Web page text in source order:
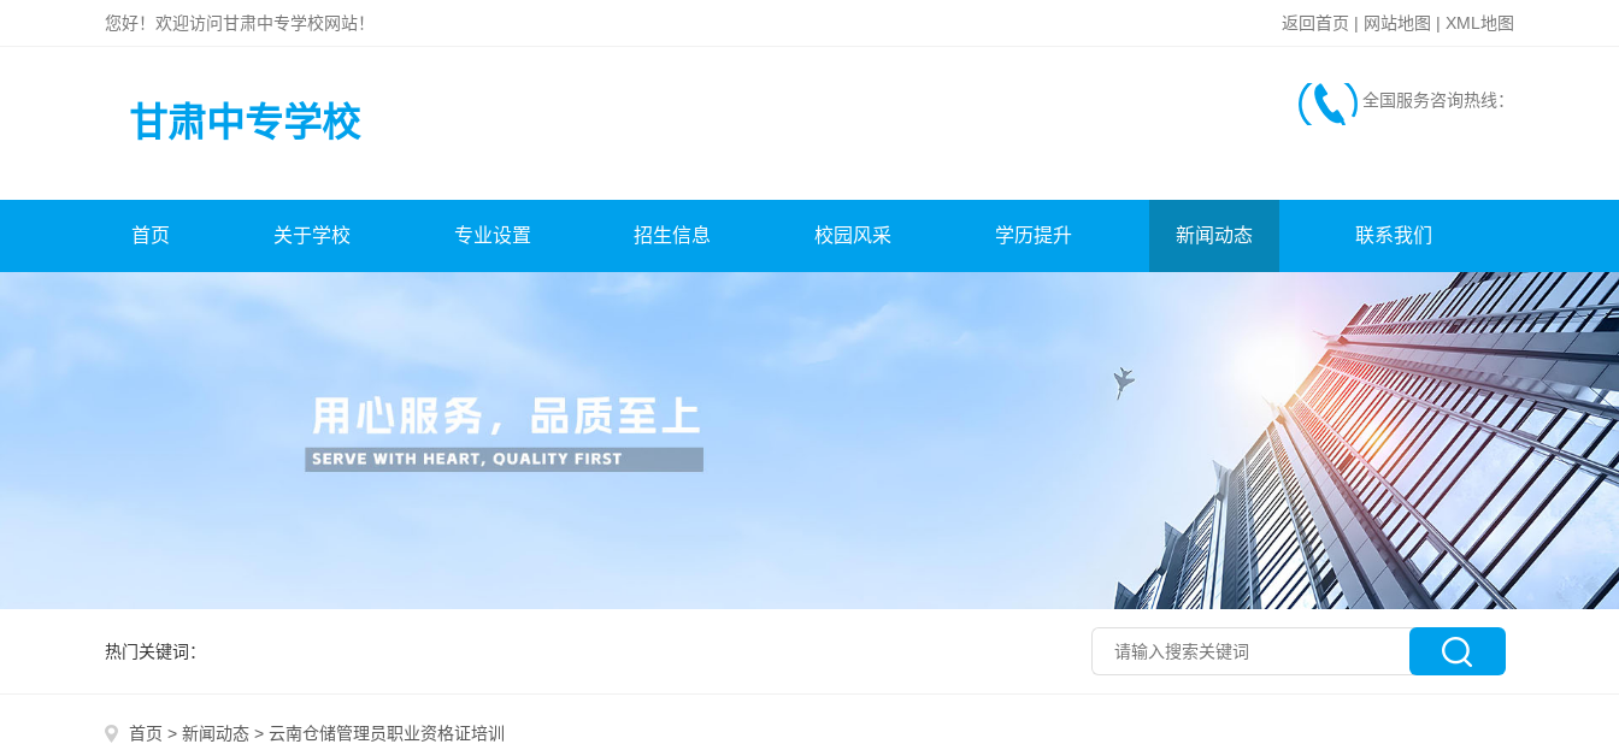
您好！欢迎访问甘肃中专学校网站！ 返回首页 | 网站地图 | XML地图
甘肃中专学校
全国服务咨询热线：
首页 关于学校 专业设置 招生信息 校园风采 学历提升 新闻动态 联系我们
热门关键词：
首页 > 新闻动态 > 云南仓储管理员职业资格证培训